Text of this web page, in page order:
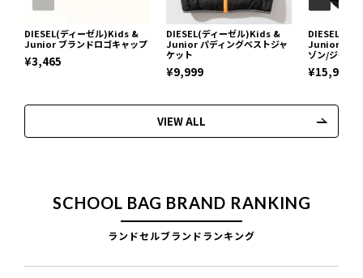
DIESEL(ディーゼル)Kids &
Junior ブランドロゴキャップ
¥3,465
DIESEL(ディーゼル)Kids &
Junior パディングベストジャ
ケット
¥9,999
DIESEL(デ
Junior フー
ゾン/ジャケ
¥15,972
VIEW ALL
SCHOOL BAG BRAND RANKING
ランドセルブランドランキング